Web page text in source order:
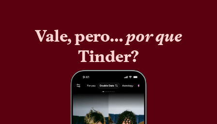
Vale, pero…por que
Tinder?